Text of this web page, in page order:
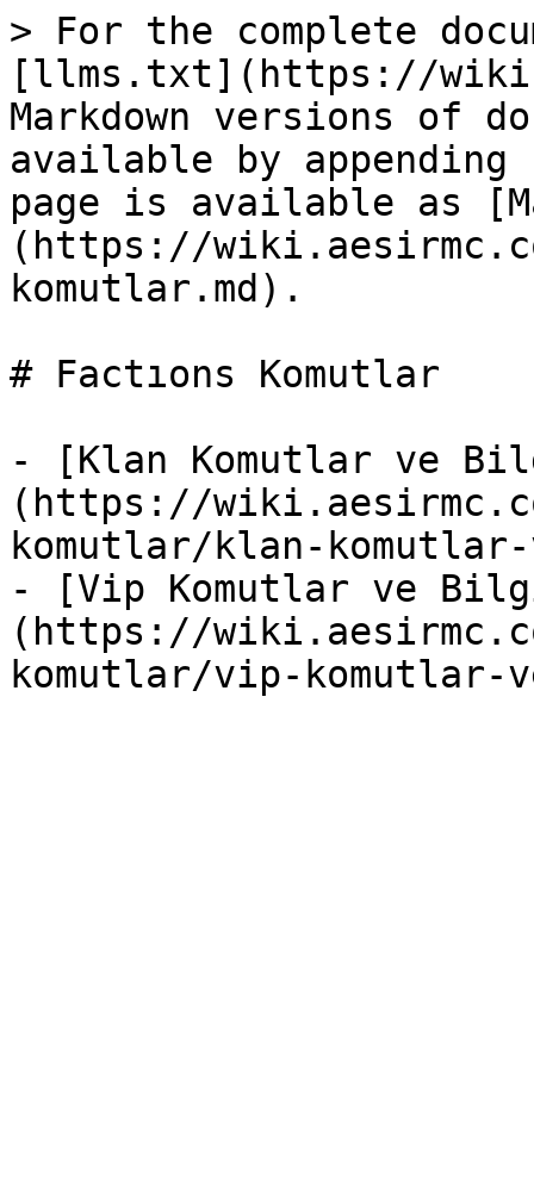
> For the complete
[llms.txt](https://
Markdown versions of
available by
page is available as
(https://
komutlar.md).
# Factıons Komutlar
- [Klan Komutlar ve
(https://
komutlar/klan-
- [Vip Komutlar ve
(https://